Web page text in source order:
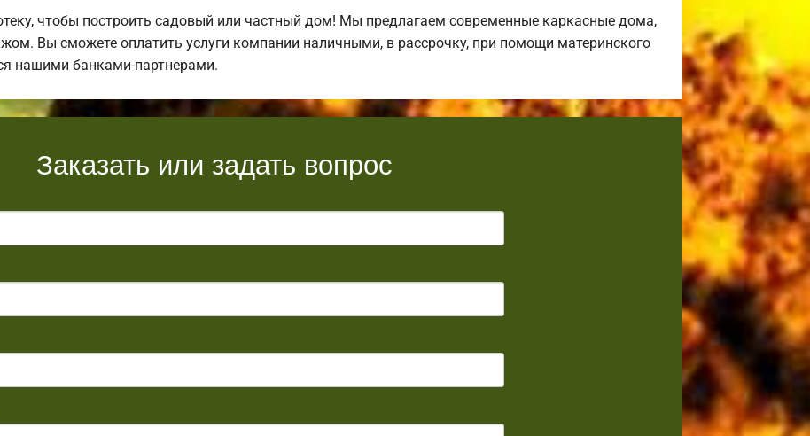
чтобы построить садовый или частный дом! Мы предлагаем современные каркасные дома,
Вы сможете оплатить услуги компании наличными, в рассрочку, при помощи материнского
нашими банками-партнерами.
Заказать или задать вопрос